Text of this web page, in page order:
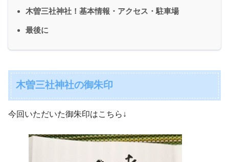
木曽三社神社！基本情報・アクセス・駐車場
最後に
木曽三社神社の御朱印
今回いただいた御朱印はこちら↓